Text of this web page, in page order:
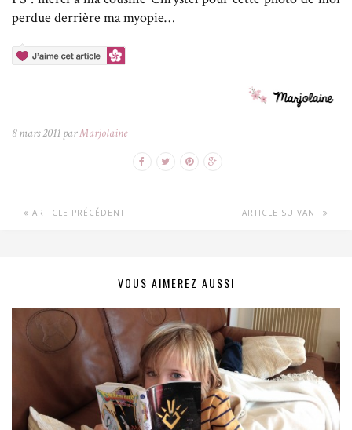
perdue derrière ma myopie…
8 mars 2011 parMarjolaine
ARTICLE PRÉCÉDENT ARTICLE SUIVANT
VOUS AIMEREZ AUSSI